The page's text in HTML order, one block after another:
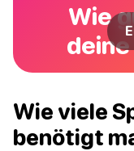
Wie
Wie viele
benötigt